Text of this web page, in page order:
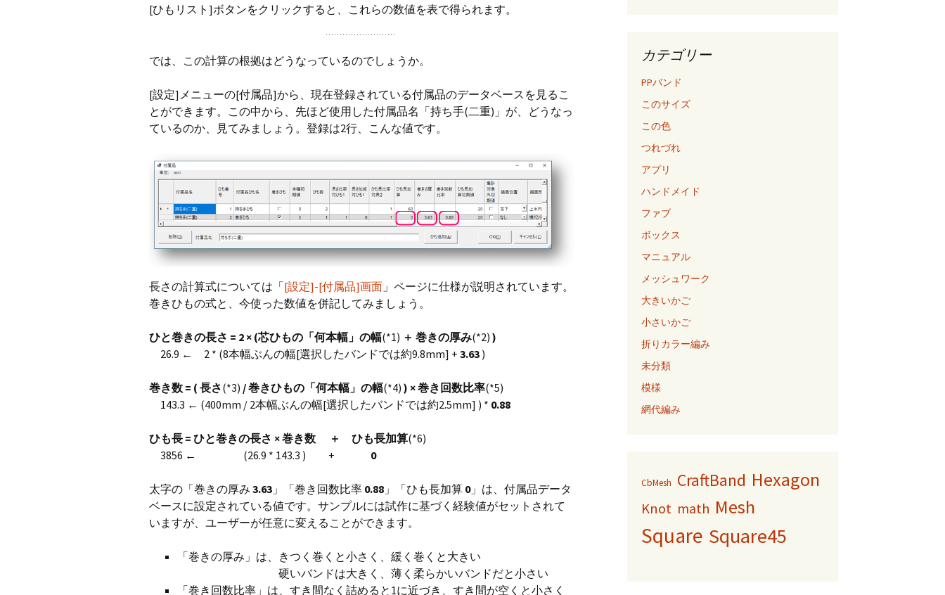
[ひもリスト]ボタンをクリックすると、これらの数値を表で得られます。
では、この計算の根拠はどうなっているのでしょうか。
[設定]メニューの[付属品]から、現在登録されている付属品のデータベースを見るこ
とができます。この中から、先ほど使用した付属品名「持ち手(二重)」が、どうなっ
ているのか、見てみましょう。登録は2行、こんな値です。
長さの計算式については「[設定]-[付属品]画面 」ページに仕様が説明されています。
巻きひもの式と、今使った数値を併記してみましょう。
ひと巻きの長さ = 2 × (芯ひもの「何本幅」の幅(*1) ＋ 巻きの厚み(*2) )
26.9 ← 2 * (8本幅ぶんの幅[選択したバンドでは約9.8mm] + 3.63 )
巻き数 = ( 長さ(*3) / 巻きひもの「何本幅」の幅(*4) ) × 巻き回数比率(*5)
143.3 ← (400mm / 2本幅ぶんの幅[選択したバンドでは約2.5mm] ) * 0.88
ひも長 = ひと巻きの長さ × 巻き数 ＋ ひも長加算(*6)
3856 ← (26.9 * 143.3 ) + 0
太字の「巻きの厚み 3.63 」「巻き回数比率 0.88 」「ひも長加算 0」は、付属品データ
ベースに設定されている値です。サンプルには試作に基づく経験値がセットされて
いますが、ユーザーが任意に変えることができます。
「巻きの厚み」は、きつく巻くと小さく、緩く巻くと大きい
硬いバンドは大きく、薄く柔らかいバンドだと小さい
「巻き回数比率」は、すき間なく詰めると1に近づき、すき間が空くと小さく
カテゴリー
PPバンド
このサイズ
この色
つれづれ
アプリ
ハンドメイド
ファブ
ボックス
マニュアル
メッシュワーク
大きいかご
小さいかご
折りカラー編み
未分類
模様
網代編み
CbMesh CraftBand Hexagon
Knot math Mesh
Square Square45